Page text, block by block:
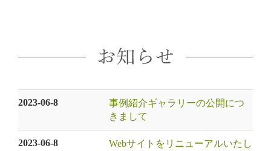
2023-06-8
事例紹介ギャラリーの公開につ
きまして
2023-06-8
Webサイトをリニューアルいたし